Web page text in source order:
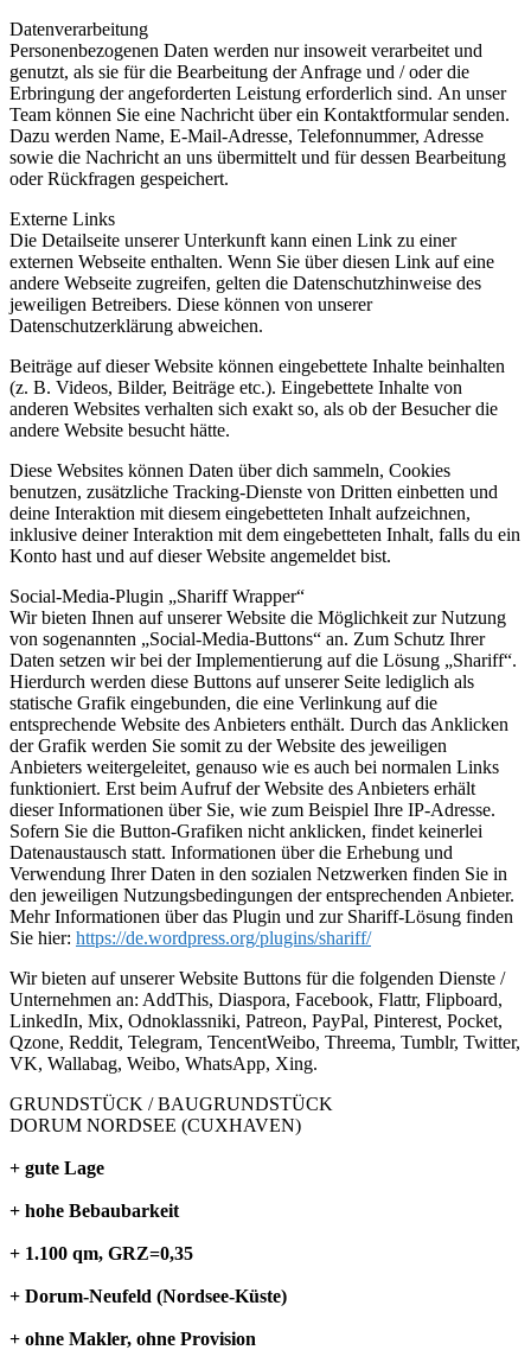
Datenverarbeitung
Personenbezogenen Daten werden nur insoweit verarbeitet und
genutzt, als sie für die Bearbeitung der Anfrage und / oder die
Erbringung der angeforderten Leistung erforderlich sind. An unser
Team können Sie eine Nachricht über ein Kontaktformular senden.
Dazu werden Name, E-Mail-Adresse, Telefonnummer, Adresse
sowie die Nachricht an uns übermittelt und für dessen Bearbeitung
oder Rückfragen gespeichert.
Externe Links
Die Detailseite unserer Unterkunft kann einen Link zu einer
externen Webseite enthalten. Wenn Sie über diesen Link auf eine
andere Webseite zugreifen, gelten die Datenschutzhinweise des
jeweiligen Betreibers. Diese können von unserer
Datenschutzerklärung abweichen.
Beiträge auf dieser Website können eingebettete Inhalte beinhalten
(z. B. Videos, Bilder, Beiträge etc.). Eingebettete Inhalte von
anderen Websites verhalten sich exakt so, als ob der Besucher die
andere Website besucht hätte.
Diese Websites können Daten über dich sammeln, Cookies
benutzen, zusätzliche Tracking-Dienste von Dritten einbetten und
deine Interaktion mit diesem eingebetteten Inhalt aufzeichnen,
inklusive deiner Interaktion mit dem eingebetteten Inhalt, falls du ein
Konto hast und auf dieser Website angemeldet bist.
Social-Media-Plugin „Shariff Wrapper“
Wir bieten Ihnen auf unserer Website die Möglichkeit zur Nutzung
von sogenannten „Social-Media-Buttons“ an. Zum Schutz Ihrer
Daten setzen wir bei der Implementierung auf die Lösung „Shariff“.
Hierdurch werden diese Buttons auf unserer Seite lediglich als
statische Grafik eingebunden, die eine Verlinkung auf die
entsprechende Website des Anbieters enthält. Durch das Anklicken
der Grafik werden Sie somit zu der Website des jeweiligen
Anbieters weitergeleitet, genauso wie es auch bei normalen Links
funktioniert. Erst beim Aufruf der Website des Anbieters erhält
dieser Informationen über Sie, wie zum Beispiel Ihre IP-Adresse.
Sofern Sie die Button-Grafiken nicht anklicken, findet keinerlei
Datenaustausch statt. Informationen über die Erhebung und
Verwendung Ihrer Daten in den sozialen Netzwerken finden Sie in
den jeweiligen Nutzungsbedingungen der entsprechenden Anbieter.
Mehr Informationen über das Plugin und zur Shariff-Lösung finden
Sie hier: https://de.wordpress.org/plugins/shariff/
Wir bieten auf unserer Website Buttons für die folgenden Dienste /
Unternehmen an: AddThis, Diaspora, Facebook, Flattr, Flipboard,
LinkedIn, Mix, Odnoklassniki, Patreon, PayPal, Pinterest, Pocket,
Qzone, Reddit, Telegram, TencentWeibo, Threema, Tumblr, Twitter,
VK, Wallabag, Weibo, WhatsApp, Xing.
GRUNDSTÜCK / BAUGRUNDSTÜCK
DORUM NORDSEE (CUXHAVEN)
+ gute Lage
+ hohe Bebaubarkeit
+ 1.100 qm, GRZ=0,35
+ Dorum-Neufeld (Nordsee-Küste)
+ ohne Makler, ohne Provision